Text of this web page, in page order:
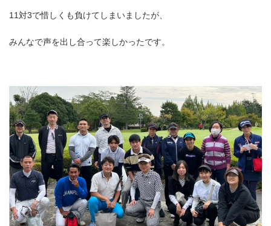
11対3で惜しくも負けてしまいましたが、
みんなで声を出し合って楽しかったです。